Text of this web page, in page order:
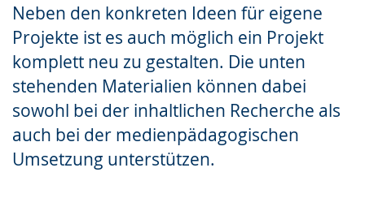
Neben den konkreten Ideen für eigene
Projekte ist es auch möglich ein Projekt
komplett neu zu gestalten. Die unten
stehenden Materialien können dabei
sowohl bei der inhaltlichen Recherche als
auch bei der medienpädagogischen
Umsetzung unterstützen.
wechseln.
Deutscher
Gebärdensprache
wird
angezeigt.